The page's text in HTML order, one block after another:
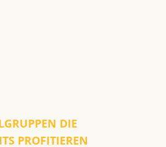
DIE
PROFITIEREN